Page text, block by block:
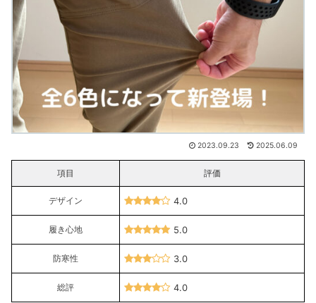
2023.09.23 2025.06.09
項目 評価
デザイン 4.0
履き心地 5.0
防寒性 3.0
総評 4.0